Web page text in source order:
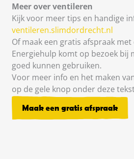
Meer over ventileren
Kijk voor meer tips en handige
ventileren.slimdordrecht.nl
Of maak een gratis afspraak
Energiehulp komt op bezoek bij
goed kunnen gebruiken.
Voor meer info en het maken
op de gele knop onder deze
Maak een gratis afspraak